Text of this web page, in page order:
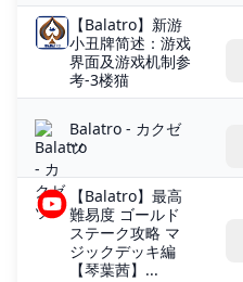
【Balatro】新游
小丑牌简述：游戏
界面及游戏机制参
考-3楼猫
Balatro - カクゼ
ツ
【Balatro】最高
難易度 ゴールド
ステーク攻略 マ
ジックデッキ編
【琴葉茜】...